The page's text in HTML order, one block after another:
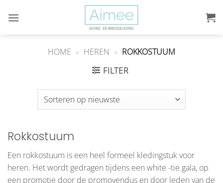
naar
HOME » HEREN » ROKKOSTUUM
FILTER
Rokkostuum
Een rokkostuum is een heel formeel kledingstuk voor
heren. Het wordt gedragen tijdens een white -tie gala, op
een promotie door de promovendus en door leden van de